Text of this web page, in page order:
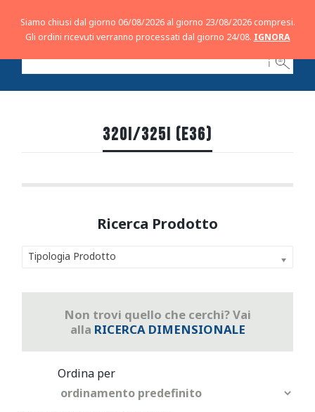
ℹ
320I/325I (E36)
Tipologia Prodotto
Non trovi quello che cerchi? Vai
alla RICERCA DIMENSIONALE
Siamo chiusi dal giorno 06/08/2026 al giorno 23/08/2026 compresi.
Gli ordini ricevuti verranno processati dal giorno 24/08. IGNORA